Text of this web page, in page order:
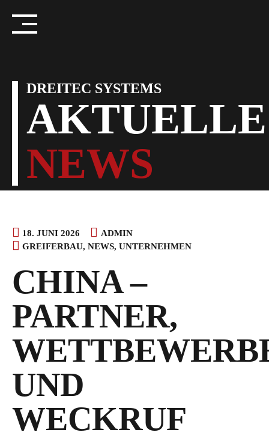
content
DREITEC SYSTEMS
AKTUELLE
NEWS
18. JUNI 2026
ADMIN
GREIFERBAU, NEWS, UNTERNEHMEN
CHINA –
PARTNER,
UND
WECKRUF